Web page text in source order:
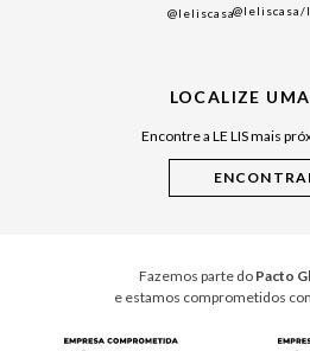
Cuidados Casa
@leliscasa@leliscasa/
LOCALIZE
Encontre a LE LIS mais
Fazemos parte do Pacto
e estamos comprometidos